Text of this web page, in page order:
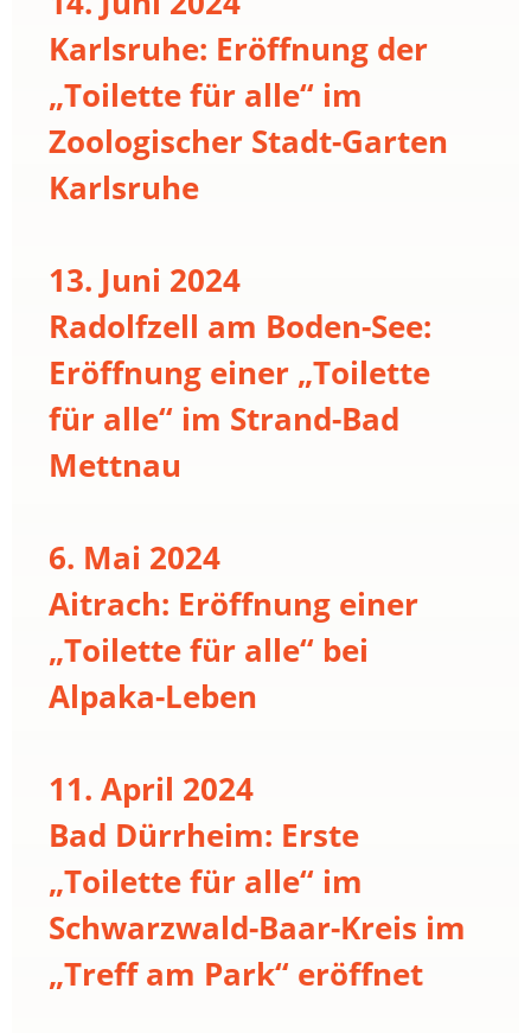
Karlsruhe: Eröffnung der
„Toilette für alle“ im
Zoologischer Stadt-Garten
Karlsruhe
13. Juni 2024
Radolfzell am Boden-See:
Eröffnung einer „Toilette
für alle“ im Strand-Bad
Mettnau
6. Mai 2024
Aitrach: Eröffnung einer
„Toilette für alle“ bei
Alpaka-Leben
11. April 2024
Bad Dürrheim: Erste
„Toilette für alle“ im
Schwarzwald-Baar-Kreis im
„Treff am Park“ eröffnet